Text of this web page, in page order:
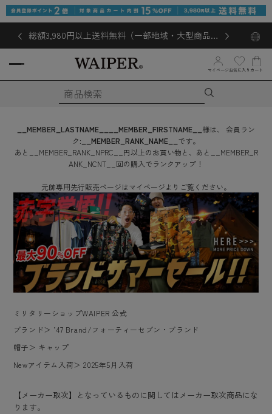
総額3,980円以上送料無料（一部地域・大型商品対
マイページ お気に入り カート
__MEMBER_LASTNAME__ __MEMBER_FIRSTNAME__ 様は、
会員ラン
ク: __MEMBER_RANK_NAME__ です。
あと
__MEMBER_RANK_NPRC__ 円以上のお買い物と、あと
__MEMBER_R
ANK_NCNT__ 回の購入でランクアップ！
元帥専用先行販売ページはマイページよりご覧ください。
ミリタリーショップWAIPER 公式
ブランド＞ ’47 Brand/フォーティーセブン・ブランド
帽子＞ キャップ
Newアイテム入荷＞2025年5月入荷
【メーカー取次】となっているものに関してはメーカー取次商品にな
ります。